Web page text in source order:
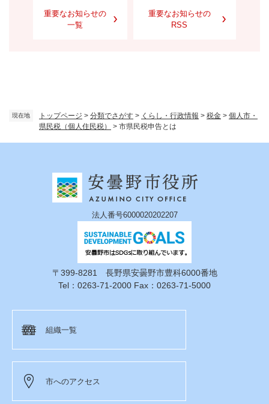
現在地 トップページ > 分類でさがす > くらし・行政情報 > 税金 > 個人市・
県民税（個人住民税）
> 市県民税申告とは
重要なお知らせの
一覧
重要なお知らせの
RSS
法人番号6000020202207
〒399-8281 長野県安曇野市豊科6000番地
Tel：0263-71-2000 Fax：0263-71-5000
組織一覧
市へのアクセス